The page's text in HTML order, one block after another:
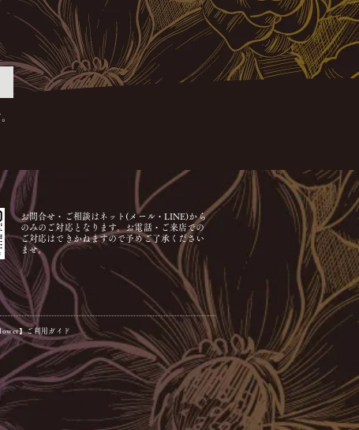
お問合せ・ご相談はネット(メール・LINE)から
のみのご対応となります。お電話・ご来店での
ご対応はできかねますので予めご了承ください
ませ。
】ご利用ガイド